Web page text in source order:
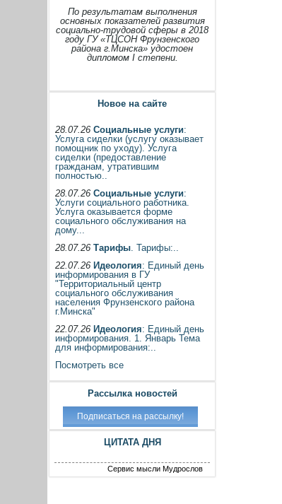
По результатам выполнения
основных показателей развития
социально-трудовой сферы в 2018
году ГУ «ТЦСОН Фрунзенского
района г.Минска» удостоен
дипломом I степени.
Новое на сайте
28.07.26 Социальные услуги:
Услуга сиделки (услугу оказывает
помощник по уходу). Услуга
сиделки (предоставление
гражданам, утратившим
полностью..
28.07.26 Социальные услуги:
Услуги социального работника.
Услуга оказывается форме
социального обслуживания на
дому...
28.07.26 Тарифы. Тарифы:..
22.07.26 Идеология: Единый день
информирования в ГУ
"Территориальный центр
социального обслуживания
населения Фрунзенского района
г.Минска"
22.07.26 Идеология: Единый день
информирования. 1. Январь Тема
для информирования:..
Посмотреть все
Рассылка новостей
ЦИТАТА ДНЯ
Сервис мысли Мудрослов